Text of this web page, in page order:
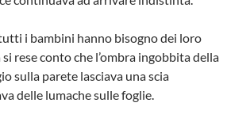
i bambini hanno bisogno dei loro
rese conto che l’ombra ingobbita della
sulla parete lasciava una scia
delle lumache sulle foglie.